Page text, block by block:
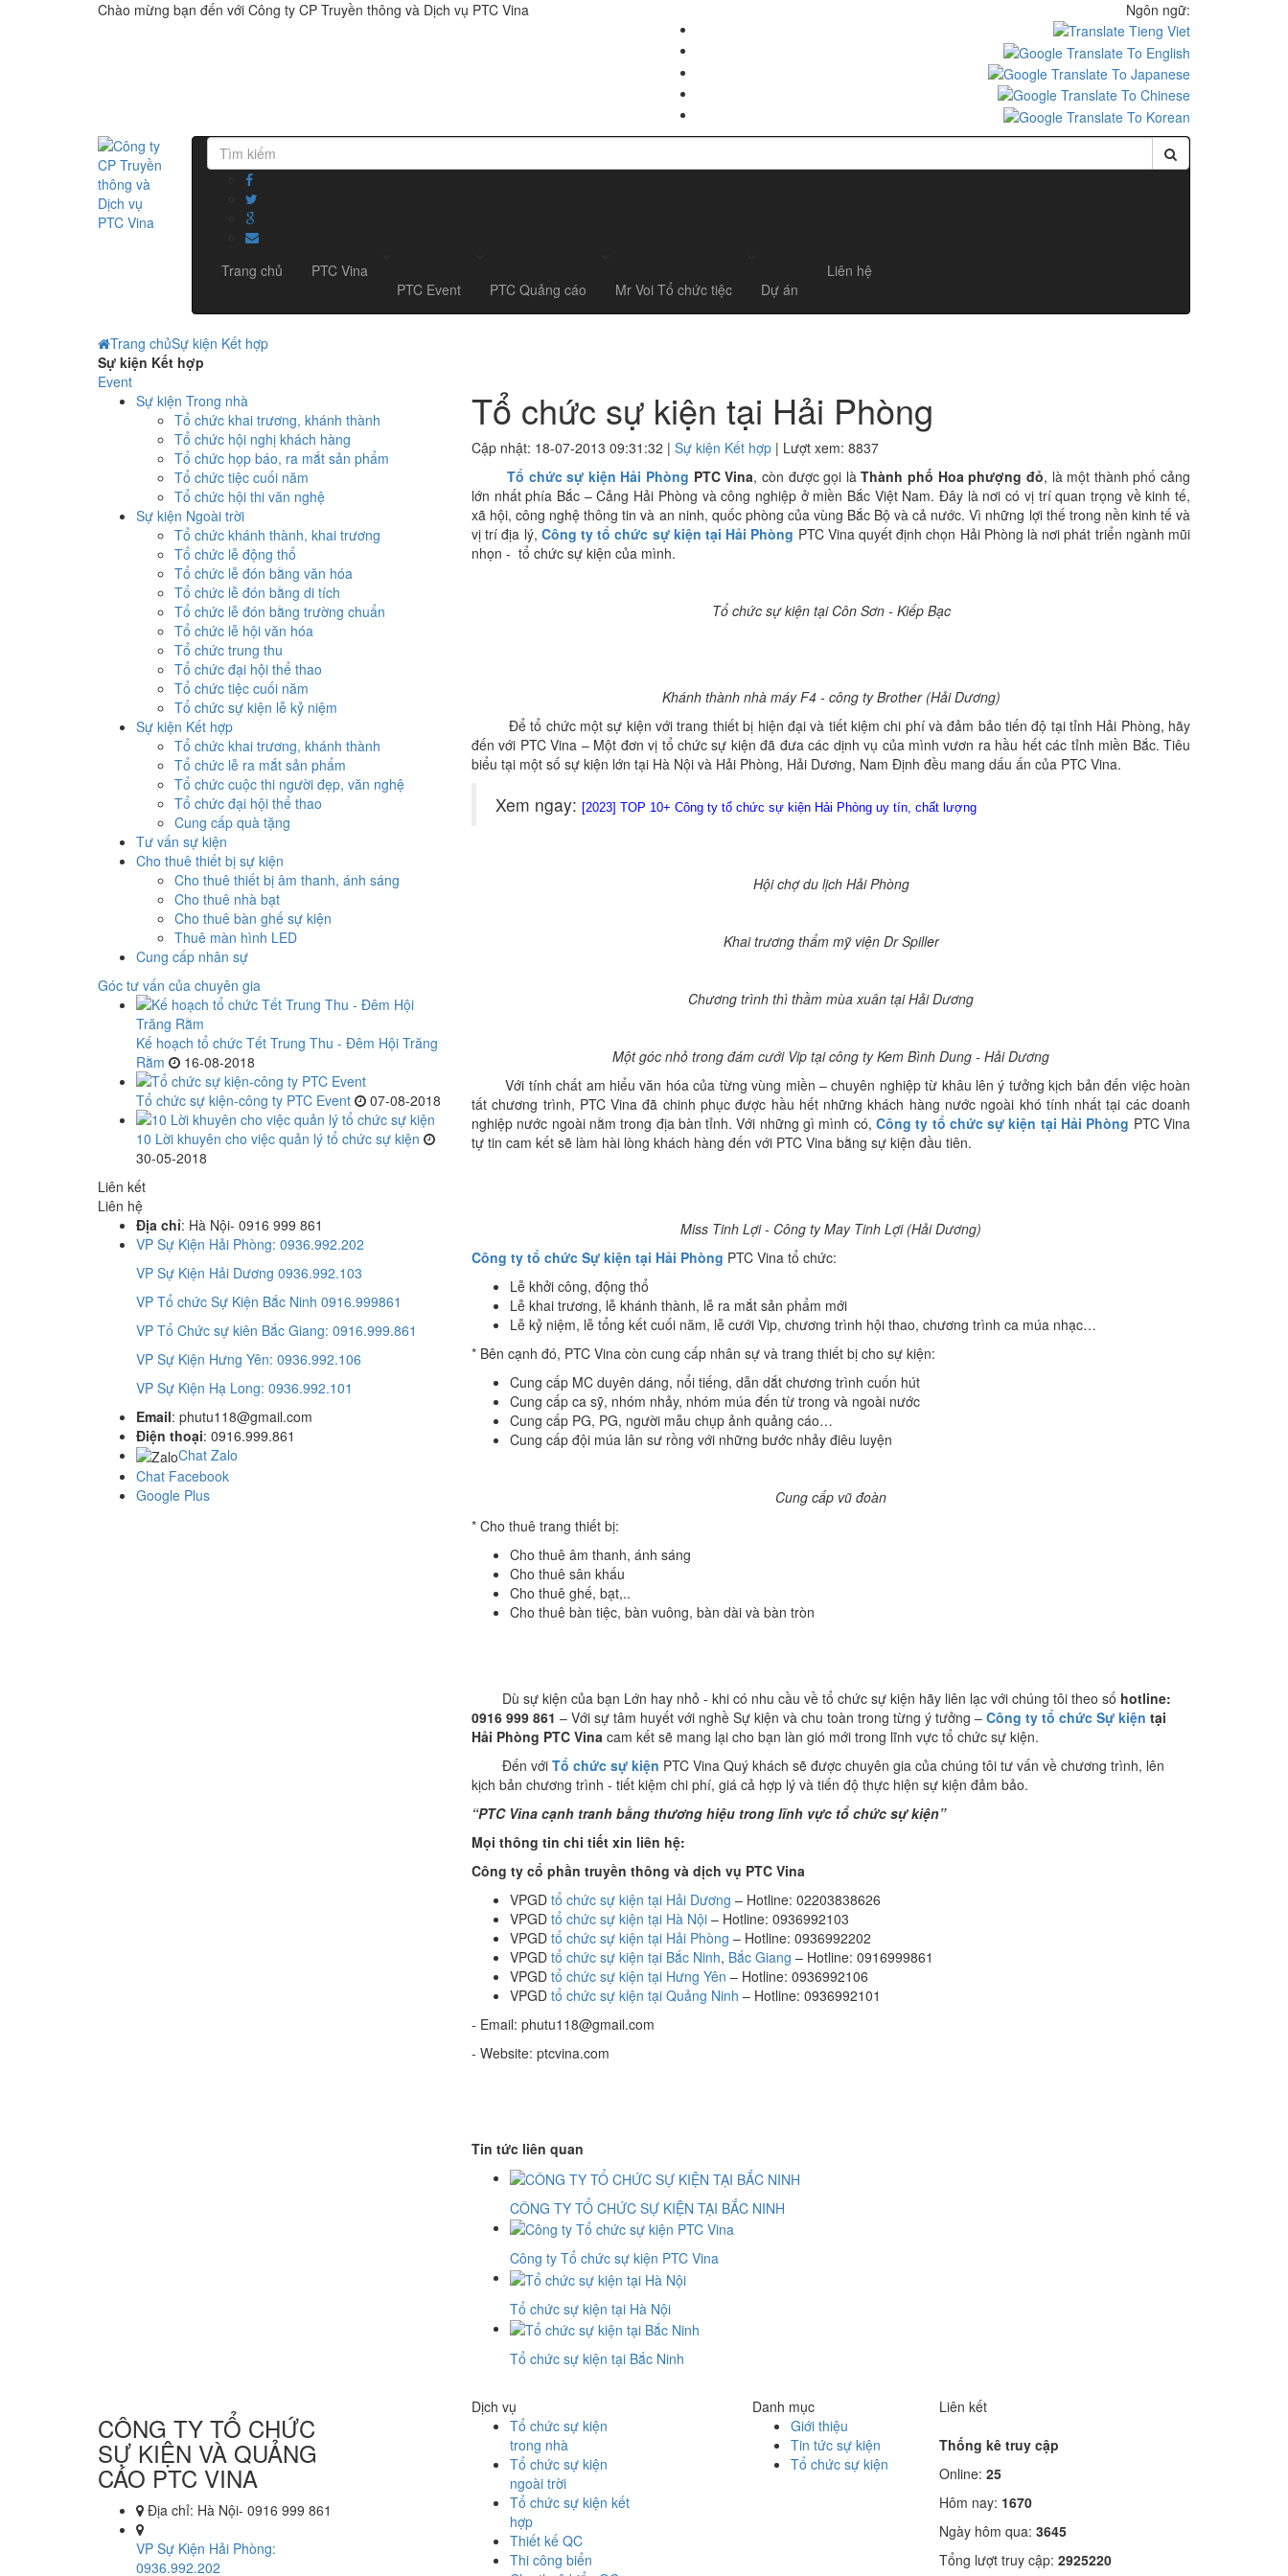
Chào mừng bạn đến với Công ty CP Truyền thông và Dịch vụ PTC Vina Ngôn ngữ:
Trang chủ
PTC Vina
PTC Event
PTC Quảng cáo Mr Voi Tổ chức tiệc Dự án
Liên hệ
Trang chủSự kiện Kết hợp
Sự kiện Kết hợp
Tổ chức sự kiện tại Hải Phòng
Cập nhật: 18-07-2013 09:31:32 | Sự kiện Kết hợp | Lượt xem: 8837
Tổ chức sự kiện Hải Phòng PTC Vina, còn được gọi làThành phố Hoa phượng đỏ, là một thành phố cảng
lớn nhất phía Bắc – Cảng Hải Phòng và công nghiệp ở miền Bắc Việt Nam. Đây là nơi có vị trí quan trọng về kinh tế,
xã hội, công nghệ thông tin và an ninh, quốc phòng của vùng Bắc Bộ và cả nước. Vì những lợi thế trong nền kinh tế và
vị trí địa lý, Công ty tổ chức sự kiện tại Hải Phòng PTC Vina quyết định chọn Hải Phòng là nơi phát triển ngành mũi
nhọn - tổ chức sự kiện của mình.
Tổ chức sự kiện tại Côn Sơn - Kiếp Bạc
Khánh thành nhà máy F4 - công ty Brother (Hải Dương)
Để tổ chức một sự kiện với trang thiết bị hiện đại và tiết kiệm chi phí và đảm bảo tiến độ tại tỉnh Hải Phòng, hãy
đến với PTC Vina – Một đơn vị tổ chức sự kiện đã đưa các dịnh vụ của mình vươn ra hầu hết các tỉnh miền Bắc. Tiêu
biểu tại một số sự kiện lớn tại Hà Nội và Hải Phòng, Hải Dương, Nam Định đều mang dấu ấn của PTC Vina.
Xem ngay: [2023] TOP 10+ Công ty tổ chức sự kiện Hải Phòng uy tín, chất lượng
Hội chợ du lịch Hải Phòng
Khai trương thẩm mỹ viện Dr Spiller
Chương trình thì thầm mùa xuân tại Hải Dương
Một góc nhỏ trong đám cưới Vip tại công ty Kem Bình Dung - Hải Dương
Với tính chất am hiểu văn hóa của từng vùng miền – chuyên nghiệp từ khâu lên ý tưởng kịch bản đến việc hoàn
tất chương trình, PTC Vina đã chinh phục được hầu hết những khách hàng nước ngoài khó tính nhất tại các doanh
nghiệp nước ngoài nằm trong địa bàn tỉnh. Với những gì mình có, Công ty tổ chức sự kiện tại Hải Phòng PTC Vina
tự tin cam kết sẽ làm hài lòng khách hàng đến với PTC Vina bằng sự kiện đầu tiên.
Miss Tinh Lợi - Công ty May Tinh Lợi (Hải Dương)
Công ty tổ chức Sự kiện tại Hải Phòng PTC Vina tổ chức:
Lễ khởi công, động thổ
Lễ khai trương, lễ khánh thành, lễ ra mắt sản phẩm mới
Lễ kỷ niệm, lễ tổng kết cuối năm, lễ cưới Vip, chương trình hội thao, chương trình ca múa nhạc…
* Bên cạnh đó, PTC Vina còn cung cấp nhân sự và trang thiết bị cho sự kiện:
Cung cấp MC duyên dáng, nổi tiếng, dẫn dắt chương trình cuốn hút
Cung cấp ca sỹ, nhóm nhảy, nhóm múa đến từ trong và ngoài nước
Cung cấp PG, PG, người mẫu chụp ảnh quảng cáo…
Cung cấp đội múa lân sư rồng với những bước nhảy điêu luyện
Cung cấp vũ đoàn
* Cho thuê trang thiết bị:
Cho thuê âm thanh, ánh sáng
Cho thuê sân khấu
Cho thuê ghế, bạt,..
Cho thuê bàn tiệc, bàn vuông, bàn dài và bàn tròn
Dù sự kiện của bạn Lớn hay nhỏ - khi có nhu cầu về tổ chức sự kiện hãy liên lạc với chúng tôi theo số hotline:
0916 999 861 – Với sự tâm huyết với nghề Sự kiện và chu toàn trong từng ý tưởng – Công ty tổ chức Sự kiện tại
Hải Phòng PTC Vina cam kết sẽ mang lại cho bạn làn gió mới trong lĩnh vực tổ chức sự kiện.
Đến với Tổ chức sự kiện PTC Vina Quý khách sẽ được chuyên gia của chúng tôi tư vấn về chương trình, lên
kịch bản chương trình - tiết kiệm chi phí, giá cả hợp lý và tiến độ thực hiện sự kiện đảm bảo.
“PTC Vina cạnh tranh bằng thương hiệu trong lĩnh vực tổ chức sự kiện”
Mọi thông tin chi tiết xin liên hệ:
Công ty cổ phần truyền thông và dịch vụ PTC Vina
VPGD tổ chức sự kiện tại Hải Dương – Hotline: 02203838626
VPGD tổ chức sự kiện tại Hà Nội – Hotline: 0936992103
VPGD tổ chức sự kiện tại Hải Phòng – Hotline: 0936992202
VPGD tổ chức sự kiện tại Bắc Ninh, Bắc Giang – Hotline: 0916999861
VPGD tổ chức sự kiện tại Hưng Yên – Hotline: 0936992106
VPGD tổ chức sự kiện tại Quảng Ninh – Hotline: 0936992101
- Email: phutu118@gmail.com
- Website: ptcvina.com
Tin tức liên quan
CÔNG TY TỔ CHỨC SỰ KIỆN TẠI BẮC NINH
Công ty Tổ chức sự kiện PTC Vina
Tổ chức sự kiện tại Hà Nội
Tổ chức sự kiện tại Bắc Ninh
Event
Sự kiện Trong nhà
Tổ chức khai trương, khánh thành
Tổ chức hội nghị khách hàng
Tổ chức họp báo, ra mắt sản phẩm
Tổ chức tiệc cuối năm
Tổ chức hội thi văn nghệ
Sự kiện Ngoài trời
Tổ chức khánh thành, khai trương
Tổ chức lễ động thổ
Tổ chức lễ đón bằng văn hóa
Tổ chức lễ đón bằng di tích
Tổ chức lễ đón bằng trường chuẩn
Tổ chức lễ hội văn hóa
Tổ chức trung thu
Tổ chức đại hội thể thao
Tổ chức tiệc cuối năm
Tổ chức sự kiện lễ kỷ niệm
Sự kiện Kết hợp
Tổ chức khai trương, khánh thành
Tổ chức lễ ra mắt sản phẩm
Tổ chức cuộc thi người đẹp, văn nghệ
Tổ chức đại hội thể thao
Cung cấp quà tặng
Tư vấn sự kiện
Cho thuê thiết bị sự kiện
Cho thuê thiết bị âm thanh, ánh sáng
Cho thuê nhà bạt
Cho thuê bàn ghế sự kiện
Thuê màn hình LED
Cung cấp nhân sự
Góc tư vấn của chuyên gia
Kế hoạch tổ chức Tết Trung Thu - Đêm Hội Trăng
Rằm
16-08-2018
Tổ chức sự kiện-công ty PTC Event
07-08-2018
10 Lời khuyên cho việc quản lý tổ chức sự kiện
30-05-2018
Liên kết
Liên hệ
Địa chỉ: Hà Nội- 0916 999 861
VP Sự Kiện Hải Phòng: 0936.992.202
VP Sự Kiện Hải Dương 0936.992.103
VP Tổ chức Sự Kiện Bắc Ninh 0916.999861
VP Tổ Chức sự kiên Bắc Giang: 0916.999.861
VP Sự Kiện Hưng Yên: 0936.992.106
VP Sự Kiện Hạ Long: 0936.992.101
Email: phutu118@gmail.com
Điện thoại: 0916.999.861
Chat Zalo
Chat Facebook
Google Plus
CÔNG TY TỔ CHỨC
SỰ KIỆN VÀ QUẢNG
CÁO PTC VINA
Địa chỉ: Hà Nội- 0916 999 861
VP Sự Kiện Hải Phòng:
0936.992.202
Dịch vụ
Tổ chức sự kiện
trong nhà
Tổ chức sự kiện
ngoài trời
Tổ chức sự kiện kết
hợp
Thiết kế QC
Thi công biển
Danh mục
Giới thiệu
Tin tức sự kiện
Tổ chức sự kiện
Liên kết
Thống kê truy cập
Online: 25
Hôm nay: 1670
Ngày hôm qua: 3645
Tổng lượt truy cập: 2925220